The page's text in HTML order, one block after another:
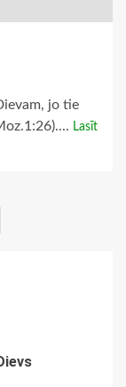
jo tie
Lasīt